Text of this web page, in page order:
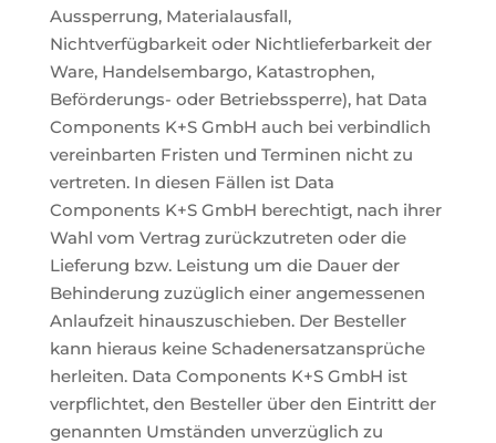
Aussperrung, Materialausfall,
Nichtverfügbarkeit oder Nichtlieferbarkeit der
Ware, Handelsembargo, Katastrophen,
Beförderungs- oder Betriebssperre), hat Data
Components K+S GmbH auch bei verbindlich
vereinbarten Fristen und Terminen nicht zu
vertreten. In diesen Fällen ist Data
Components K+S GmbH berechtigt, nach ihrer
Wahl vom Vertrag zurückzutreten oder die
Lieferung bzw. Leistung um die Dauer der
Behinderung zuzüglich einer angemessenen
Anlaufzeit hinauszuschieben. Der Besteller
kann hieraus keine Schadenersatzansprüche
herleiten. Data Components K+S GmbH ist
verpflichtet, den Besteller über den Eintritt der
genannten Umständen unverzüglich zu